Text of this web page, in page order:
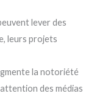
lever des
leurs projets
la notoriété
des médias